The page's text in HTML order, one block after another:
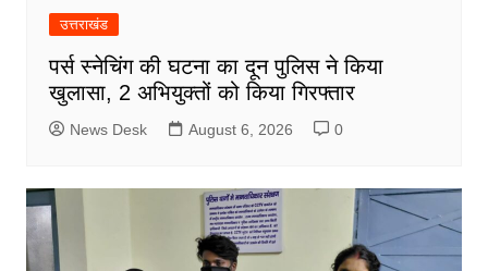
उत्तराखंड
पर्स स्नेचिंग की घटना का दून पुलिस ने किया
खुलासा, 2 अभियुक्तों को किया गिरफ्तार
News Desk August 6, 2026 0